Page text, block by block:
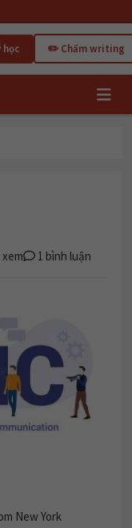
học ✏️ Chấm writing
1 bình luận
New York